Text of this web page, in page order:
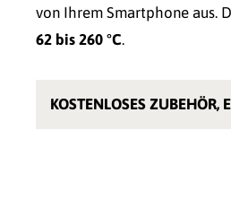
von Ihrem Smartphone aus.
62 bis 260 °C.
KOSTENLOSES ZUBEHÖR,